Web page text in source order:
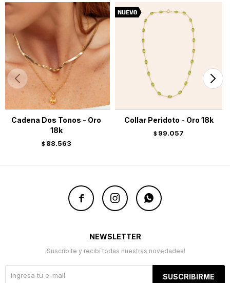
Cadena Dos Tonos - Oro
18k
$ 88.563
Collar Peridoto - Oro 18k
$ 99.057
  
NEWSLETTER
¡Suscribite y recibí todas nuestras novedades!
SUSCRIBIRME